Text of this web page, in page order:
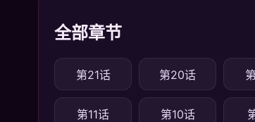
全部章节
第21话 第20话
第11话 第10话